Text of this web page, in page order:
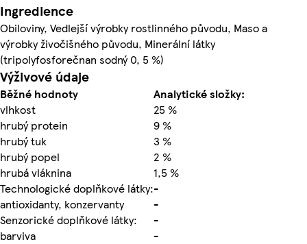
Ingredience
Obiloviny, Vedlejší výrobky rostlinného původu, Maso a
výrobky živočišného původu, Minerální látky
(tripolyfosforečnan sodný 0, 5 %)
Výživové údaje
Běžné hodnoty
Analytické složky:
vlhkost
25 %
hrubý protein
9 %
hrubý tuk
3 %
hrubý popel
2 %
hrubá vláknina
1,5 %
Technologické doplňkové látky:-
antioxidanty, konzervanty
-
Senzorické doplňkové látky:
-
barviva
-